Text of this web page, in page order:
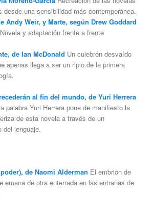
una sensibilidad más contemporánea.
Andy Weir, y Marte, según Drew Goddard
y adaptación frente a frente
de Ian McDonald Un culebrón desvaído
apenas llega a ser un ripio de la primera
al fin del mundo, de Yuri Herrera
palabra Yuri Herrera pone de manifiesto la
de esta novela a través de un
lenguaje.
de Naomi Alderman El embrión de
emana de otra enterrada en las entrañas de